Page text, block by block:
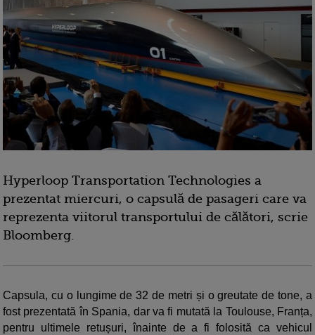
Hyperloop Transportation Technologies a
prezentat miercuri, o capsulă de pasageri care va
reprezenta viitorul transportului de călători, scrie
Bloomberg.
Capsula, cu o lungime de 32 de metri și o greutate de tone, a
fost prezentată în Spania, dar va fi mutată la Toulouse, Franța,
pentru ultimele retușuri, înainte de a fi folosită ca vehicul